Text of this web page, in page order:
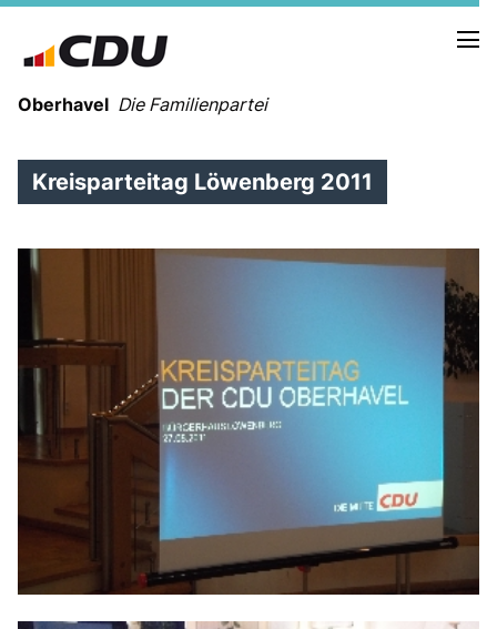
Oberhavel Die Familienpartei
TERMINE
ORTSVERBÄNDE
VEREINIGUNGEN
Kreistagsfraktion
Leitprogramm der CDU Oberhavel
Mitmachen
Kreisparteitag Löwenberg 2011